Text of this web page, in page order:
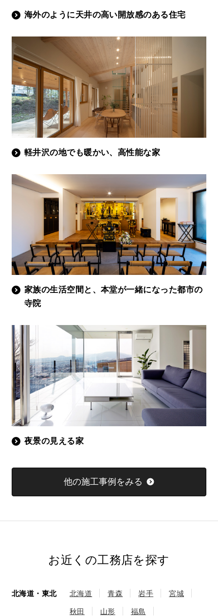
海外のように天井の高い開放感のある住宅
軽井沢の地でも暖かい、高性能な家
家族の生活空間と、本堂が一緒になった都市の
寺院
夜景の見える家
他の施工事例をみる
お近くの工務店を探す
北海道・東北 北海道 青森 岩手 宮城
秋田 山形 福島